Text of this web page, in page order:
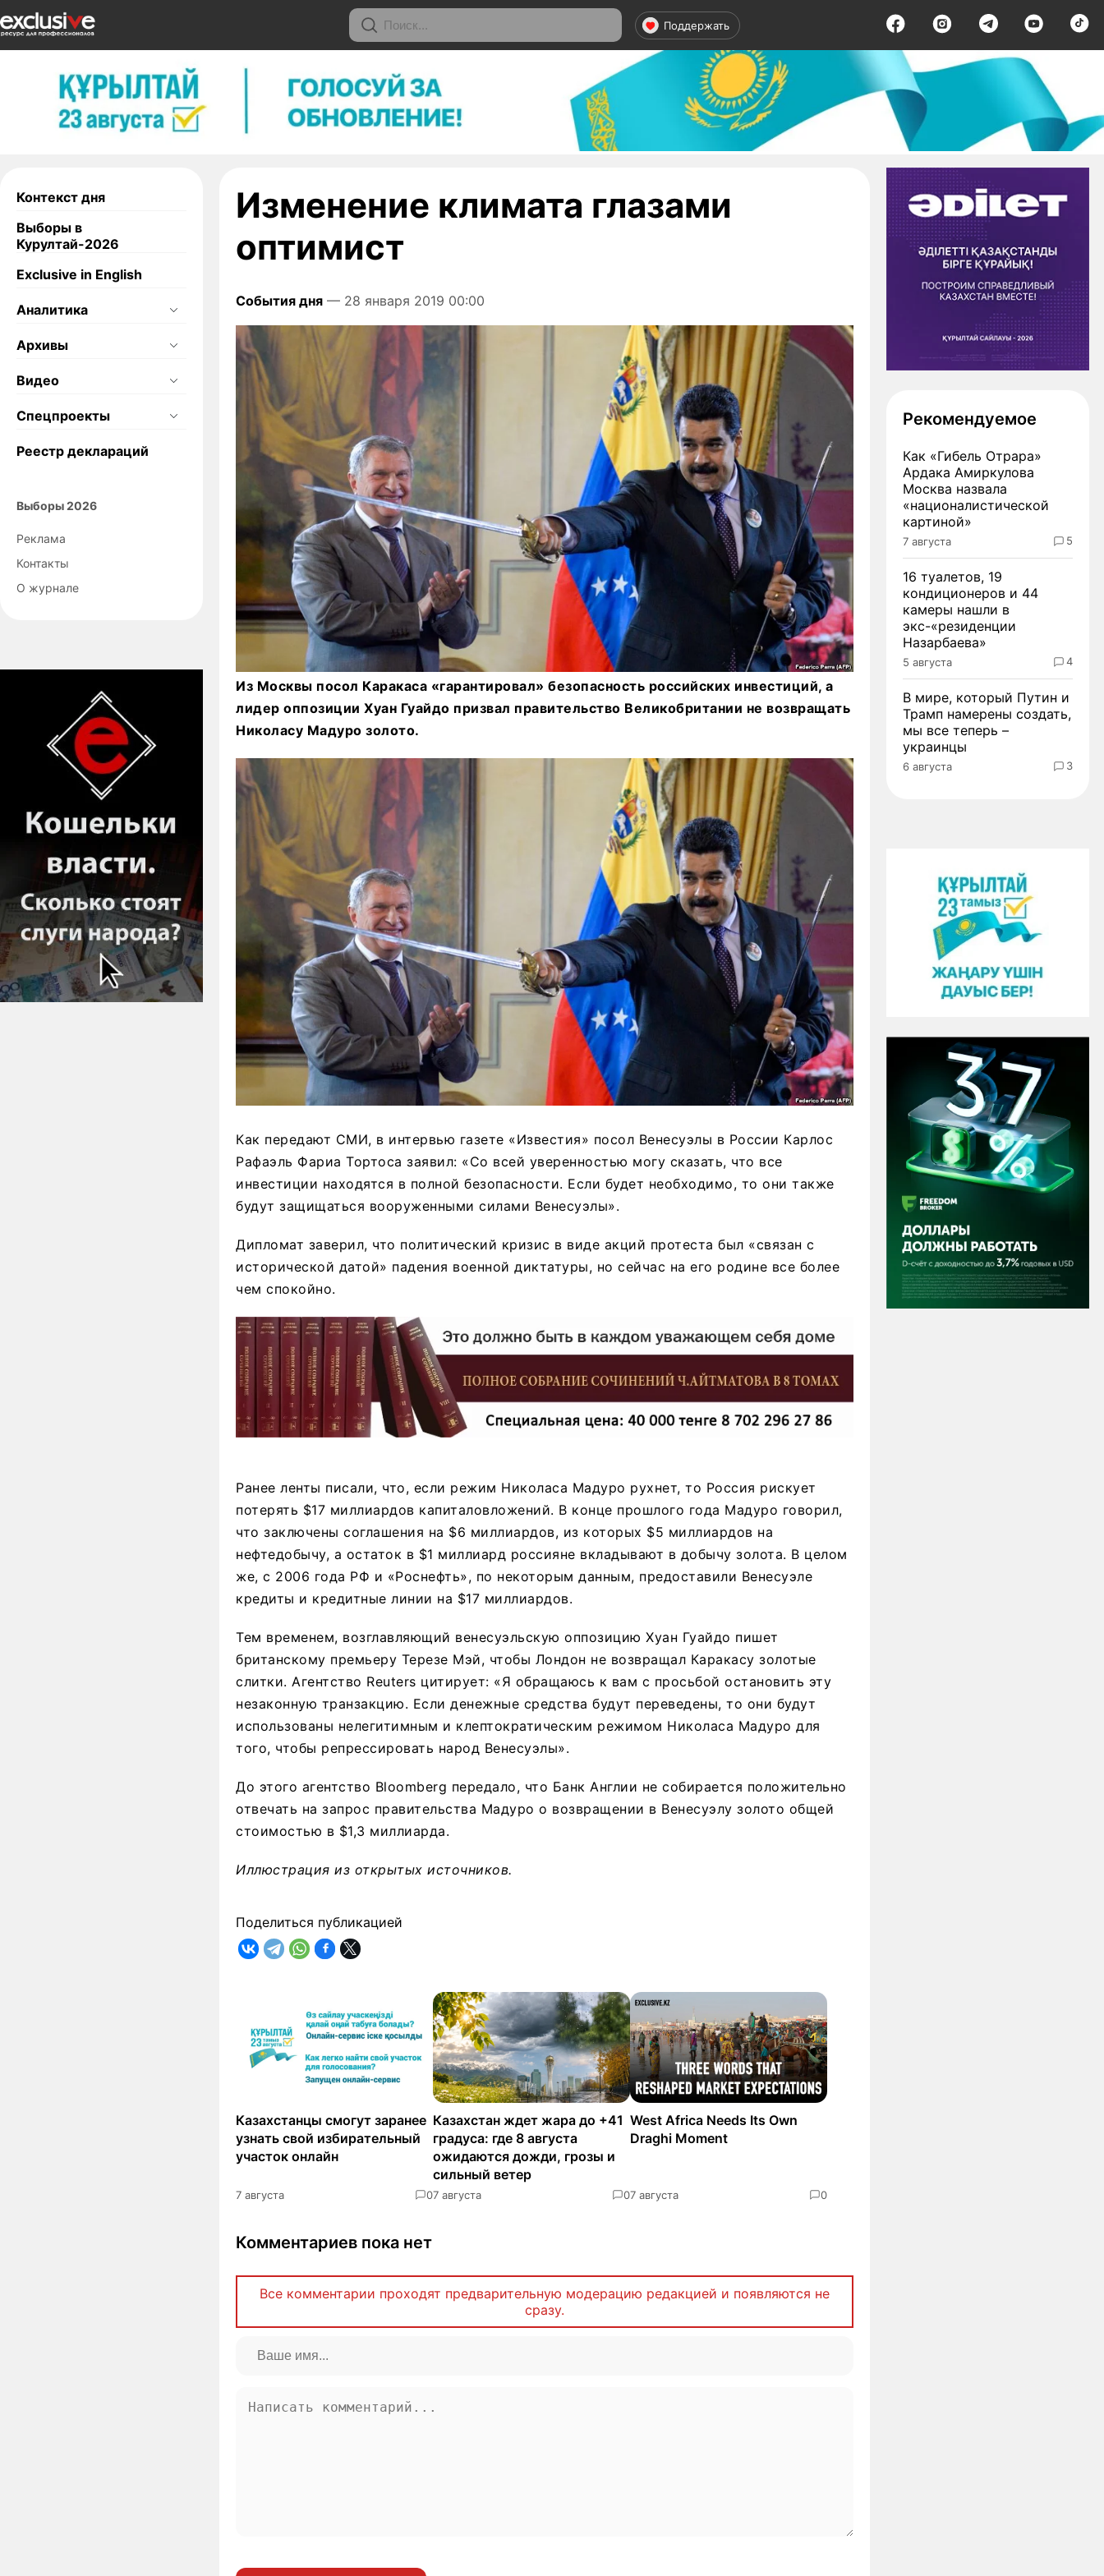
Поддержать
Контекст дня
Выборы в
Курултай-2026
Exclusive in English
Аналитика
Архивы
Видео
Спецпроекты
Реестр деклараций
Выборы 2026
Реклама
Контакты
О журнале
Изменение климата глазами
оптимист
События дня — 28 января 2019 00:00
Из Москвы посол Каракаса «гарантировал» безопасность российских инвестиций, а
лидер оппозиции Хуан Гуайдо призвал правительство Великобритании не возвращать
Николасу Мадуро золото.
Как передают СМИ, в интервью газете «Известия» посол Венесуэлы в России Карлос
Рафаэль Фариа Тортоса заявил: «Со всей уверенностью могу сказать, что все
инвестиции находятся в полной безопасности. Если будет необходимо, то они также
будут защищаться вооруженными силами Венесуэлы».
Дипломат заверил, что политический кризис в виде акций протеста был «связан с
исторической датой» падения военной диктатуры, но сейчас на его родине все более
чем спокойно.
Ранее ленты писали, что, если режим Николаса Мадуро рухнет, то Россия рискует
потерять $17 миллиардов капиталовложений. В конце прошлого года Мадуро говорил,
что заключены соглашения на $6 миллиардов, из которых $5 миллиардов на
нефтедобычу, а остаток в $1 миллиард россияне вкладывают в добычу золота. В целом
же, с 2006 года РФ и «Роснефть», по некоторым данным, предоставили Венесуэле
кредиты и кредитные линии на $17 миллиардов.
Тем временем, возглавляющий венесуэльскую оппозицию Хуан Гуайдо пишет
британскому премьеру Терезе Мэй, чтобы Лондон не возвращал Каракасу золотые
слитки. Агентство Reuters цитирует: «Я обращаюсь к вам с просьбой остановить эту
незаконную транзакцию. Если денежные средства будут переведены, то они будут
использованы нелегитимным и клептократическим режимом Николаса Мадуро для
того, чтобы репрессировать народ Венесуэлы».
До этого агентство Bloomberg передало, что Банк Англии не собирается положительно
отвечать на запрос правительства Мадуро о возвращении в Венесуэлу золото общей
стоимостью в $1,3 миллиарда.
Иллюстрация из открытых источников.
Поделиться публикацией
Казахстанцы смогут заранее
узнать свой избирательный
участок онлайн
7 августа 0
Казахстан ждет жара до +41
градуса: где 8 августа
ожидаются дожди, грозы и
сильный ветер
7 августа 0
West Africa Needs Its Own
Draghi Moment
7 августа 0
Комментариев пока нет
Все комментарии проходят предварительную модерацию редакцией и появляются не
сразу.
Рекомендуемое
Как «Гибель Отрара»
Ардака Амиркулова
Москва назвала
«националистической
картиной»
7 августа 5
16 туалетов, 19
кондиционеров и 44
камеры нашли в
экс-«резиденции
Назарбаева»
5 августа 4
В мире, который Путин и
Трамп намерены создать,
мы все теперь –
украинцы
6 августа 3